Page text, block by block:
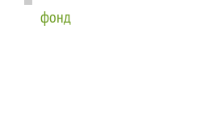
фонд